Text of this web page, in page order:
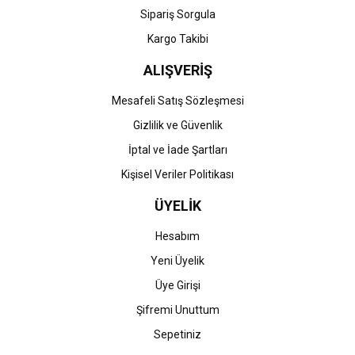
Gönder
Sipariş Sorgula
Kargo Takibi
ALIŞVERİŞ
Mesafeli Satış Sözleşmesi
Gizlilik ve Güvenlik
İptal ve İade Şartları
Kişisel Veriler Politikası
ÜYELİK
Hesabım
Yeni Üyelik
Üye Girişi
Şifremi Unuttum
Sepetiniz